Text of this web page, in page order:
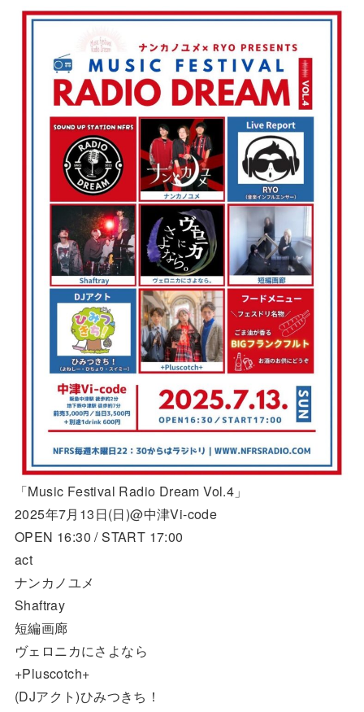
「Music Festival Radio Dream Vol.4」
2025年7月13日(日)@中津Vi-code
OPEN 16:30 / START 17:00
act
ナンカノユメ
Shaftray
短編画廊
ヴェロニカにさよなら
+Pluscotch+
(DJアクト)ひみつきち！